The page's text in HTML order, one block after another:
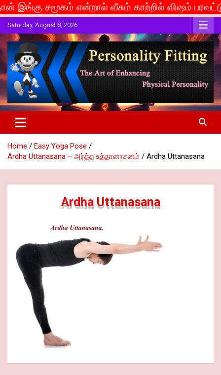
என்றால் வீசும் காற்றில் விஷம் பரவட்டும்... If caste
Skip
to
content
Saturday, August 8, 2026
Personality Fitting
The Art of Enhancing Physical Personality
Home
Easy Yoga Pose
Ardha Uttanasana – அர்த்த உத்தானாசனம்
Ardha Uttanasana
Ardha Uttanasana